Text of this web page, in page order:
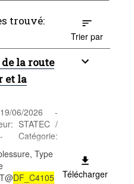
trouvé:
Trier par
la route
et la
06/2026 -
STATEC /
Catégorie:
et sécurité
circulation
***
Type
DF_C4105 Télécharger